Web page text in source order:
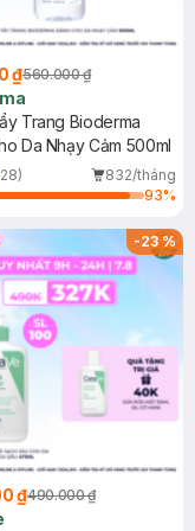
₫560.000 ₫
Trang Bioderma
Da Nhạy Cảm 500ml
832/tháng
93%
-23%
₫490.000 ₫